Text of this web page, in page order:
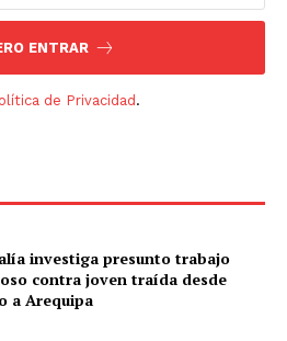
ENTRAR
de Privacidad.
investiga presunto trabajo
contra joven traída desde
a Arequipa